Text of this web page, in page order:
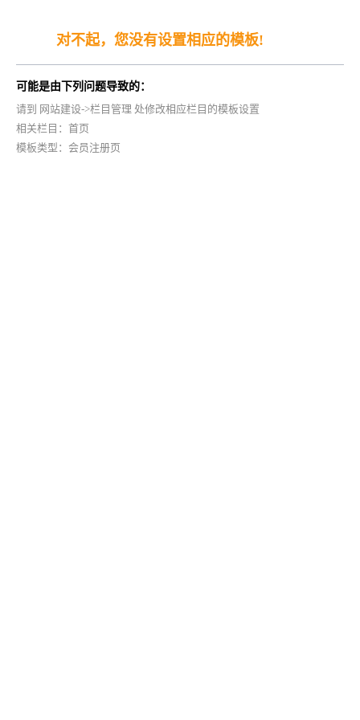
对不起，您没有设置相应的模板!
可能是由下列问题导致的：
请到 网站建设->栏目管理 处修改相应栏目的模板设置
相关栏目：首页
模板类型：会员注册页